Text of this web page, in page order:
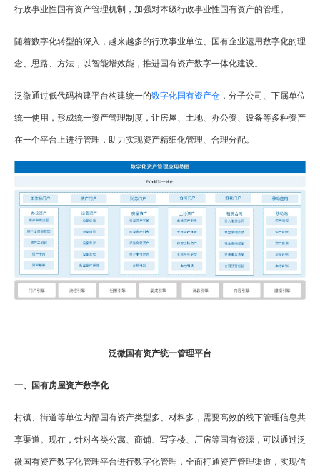
行政事业性国有资产管理机制，加强对本级行政事业性国有资产的管理。
随着数字化转型的深入，越来越多的行政事业单位、国有企业运用数字化的理
念、思路、方法，以智能增效能，推进国有资产数字一体化建设。
泛微通过低代码构建平台构建统一的数字化国有资产仓 ，分子公司、下属单位
统一使用，形成统一资产管理制度，让房屋、土地、办公资、设备等多种资产
在一个平台上进行管理，助力实现资产精细化管理、合理分配。
泛微国有资产统一管理平台
一、国有房屋资产数字化
村镇、街道等单位内部国有资产类型多、材料多，需要高效的线下管理信息共
享渠道。现在，针对各类公寓、商铺、写字楼、厂房等国有资源，可以通过泛
微国有资产数字化管理平台进行数字化管理，全面打通资产管理渠道，实现信